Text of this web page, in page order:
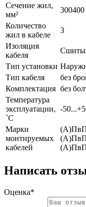
Сечение жил,
мм²
300400
Количество
жил в кабеле
3
Изоляция
кабеля
Тип установки
Тип кабеля
без
Комплектация без
Температура
эксплуатации,
˚С
-
Марки
монтируемых
кабелей
Написать
Оценка*